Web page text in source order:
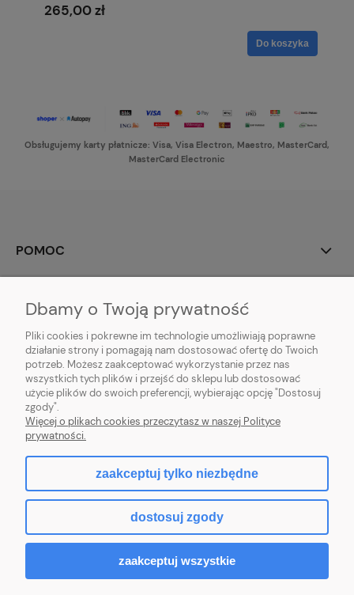
265,00 zł
Do koszyka
Obsługujemy karty płatnicze: Visa, Visa Electron, Maestro, MasterCard,
MasterCard Electronic
POMOC
PŁATNOŚCI I DOSTAWA
INFORMACJE
O NAS
Sklep internetowy Shoper Premium
Dbamy o Twoją prywatność
Pliki cookies i pokrewne im technologie umożliwiają poprawne
działanie strony i pomagają nam dostosować ofertę do Twoich
potrzeb. Możesz zaakceptować wykorzystanie przez nas
wszystkich tych plików i przejść do sklepu lub dostosować
użycie plików do swoich preferencji, wybierając opcję "Dostosuj
zgody".
Więcej o plikach cookies przeczytasz w naszej Polityce
prywatności.
zaakceptuj tylko niezbędne
dostosuj zgody
zaakceptuj wszystkie